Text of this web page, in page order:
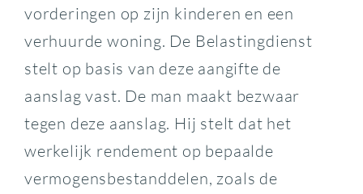
vorderingen op zijn kinderen en een
verhuurde woning. De Belastingdienst
stelt op basis van deze aangifte de
aanslag vast. De man maakt bezwaar
tegen deze aanslag. Hij stelt dat het
werkelijk rendement op bepaalde
vermogensbestanddelen, zoals de